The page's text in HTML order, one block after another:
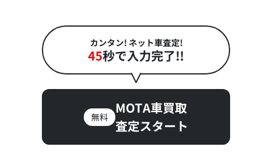
カンタン! ネット車査定!
45秒で入力完了!!
無料
MOTA車買取
査定スタート